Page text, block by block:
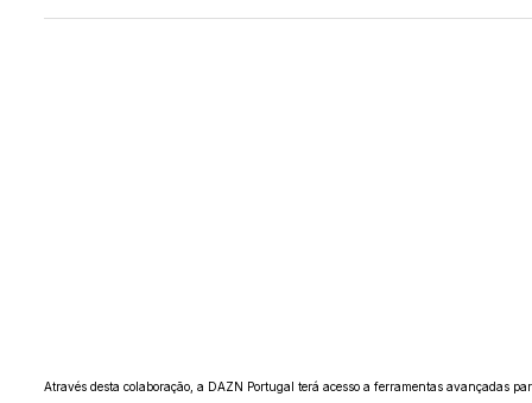
Através desta colaboração, a DAZN Portugal terá acesso a ferramentas avançadas